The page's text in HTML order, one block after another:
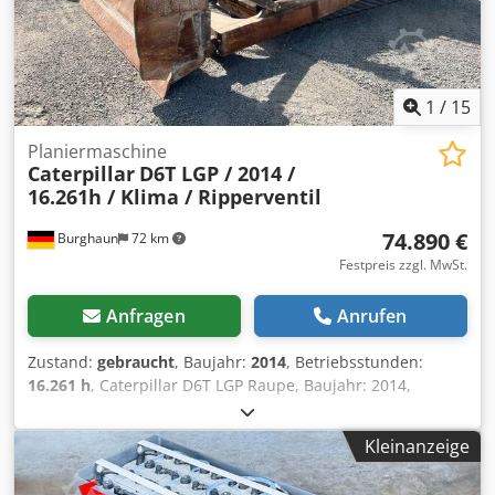
1 / 15
Burghaun 72 km
Planiermaschine
Caterpillar D6T LGP / 2014 /
16.261h / Klima / Ripperventil
74.890 €
Festpreis zzgl. MwSt.
Anfragen Anrufen
Zustand: gebraucht, Baujahr: 2014, Betriebsstunden:
16.261 h, Caterpillar D6T LGP Raupe, Baujahr: 2014,
Betriebsstunden: 16.261h, letzer Service bei 16.013h,
Laufwerk: 65%, Motor: CAT [169kW/230PS], Klimaanlage,
Ripper-Ventil, Batteriehauptschalter, guter Zustand, sofort
einsatzbereit! Auf Wunsch unterbreiten wir Ihnen ein
Kleinanzeige